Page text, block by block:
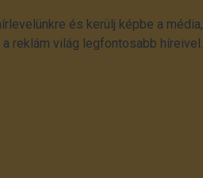
és kerülj képbe a média,
reklám világ legfontosabb híreivel.